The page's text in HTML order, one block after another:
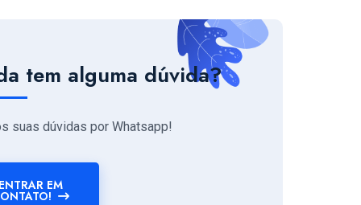
tem alguma dúvida?
suas dúvidas por Whatsapp!
EM